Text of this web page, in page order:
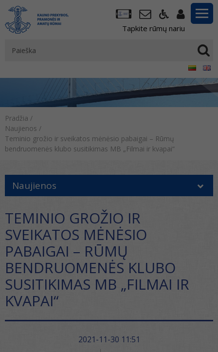
Tapkite rūmų nariu
Pradžia /
Naujienos /
Teminio grožio ir sveikatos mėnėsio pabaigai – Rūmų
bendruomenės klubo susitikimas MB „Filmai ir kvapai“
Naujienos
TEMINIO GROŽIO IR
SVEIKATOS MĖNĖSIO
PABAIGAI – RŪMŲ
BENDRUOMENĖS KLUBO
SUSITIKIMAS MB „FILMAI IR
KVAPAI“
2021-11-30 11:51